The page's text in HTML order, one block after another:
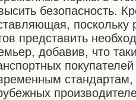
безопасность.
поскольку
представить
добавив, что
стандартам,